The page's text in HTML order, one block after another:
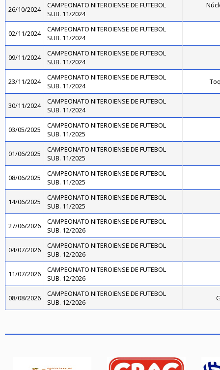
26/10/2024
CAMPEONATO NITEROIENSE DE FUTEBOL
SUB. 11/2024
02/11/2024
CAMPEONATO NITEROIENSE DE FUTEBOL
SUB. 11/2024
09/11/2024
CAMPEONATO NITEROIENSE DE FUTEBOL
SUB. 11/2024
23/11/2024
CAMPEONATO NITEROIENSE DE FUTEBOL
SUB. 11/2024
30/11/2024
CAMPEONATO NITEROIENSE DE FUTEBOL
SUB. 11/2024
03/05/2025
CAMPEONATO NITEROIENSE DE FUTEBOL
SUB. 11/2025
01/06/2025
CAMPEONATO NITEROIENSE DE FUTEBOL
SUB. 11/2025
08/06/2025
CAMPEONATO NITEROIENSE DE FUTEBOL
SUB. 11/2025
14/06/2025
CAMPEONATO NITEROIENSE DE FUTEBOL
SUB. 11/2025
27/06/2026
CAMPEONATO NITEROIENSE DE FUTEBOL
SUB. 12/2026
04/07/2026
CAMPEONATO NITEROIENSE DE FUTEBOL
SUB. 12/2026
11/07/2026
CAMPEONATO NITEROIENSE DE FUTEBOL
SUB. 12/2026
08/08/2026
CAMPEONATO NITEROIENSE DE FUTEBOL
SUB. 12/2026